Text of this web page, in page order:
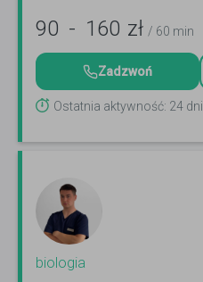
90 - 160 zł / 60 min
Zadzwoń
Ostatnia aktywność: 24
biologia